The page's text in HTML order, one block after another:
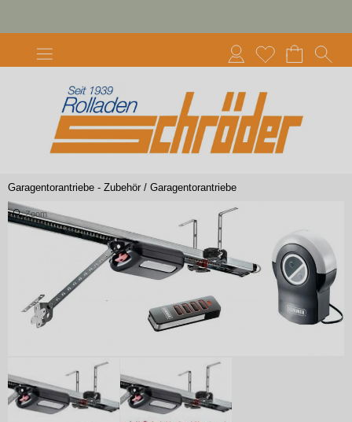
Garagentorantriebe - Zubehör / Garagentorantriebe
Zoom